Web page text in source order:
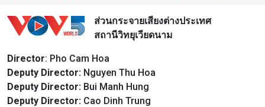
ส่วนกระจายเสียงต่างประเทศ
สถานีวิทยุเวียดนาม
Director: Pho Cam Hoa
Deputy Director: Nguyen Thu Hoa
Deputy Director: Bui Manh Hung
Deputy Director: Cao Dinh Trung